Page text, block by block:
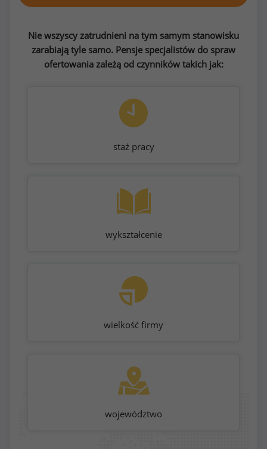
Nie wszyscy zatrudnieni na tym samym stanowisku
zarabiają tyle samo. Pensje specjalistów do spraw
ofertowania zależą od czynników takich jak:
staż pracy
wykształcenie
wielkość firmy
województwo